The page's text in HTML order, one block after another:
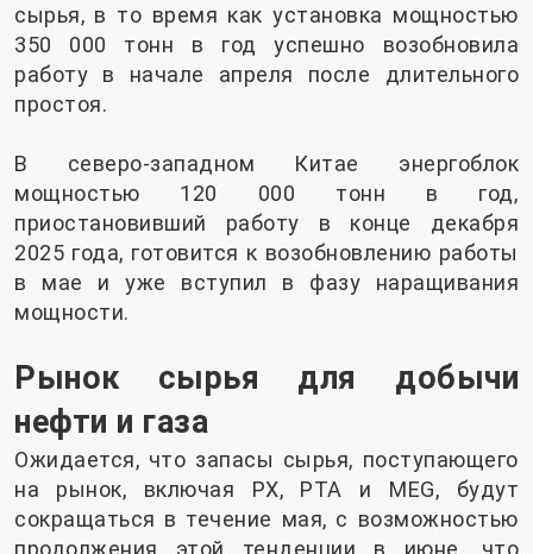
сырья, в то время как установка мощностью
350 000 тонн в год успешно возобновила
работу в начале апреля после длительного
простоя.
В северо-западном Китае энергоблок
мощностью 120 000 тонн в год,
приостановивший работу в конце декабря
2025 года, готовится к возобновлению работы
в мае и уже вступил в фазу наращивания
мощности.
Рынок сырья для добычи
нефти и газа
Ожидается, что запасы сырья, поступающего
на рынок, включая PX, PTA и MEG, будут
сокращаться в течение мая, с возможностью
продолжения этой тенденции в июне, что